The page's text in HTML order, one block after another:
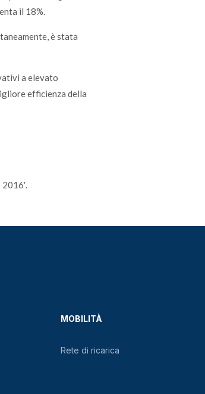
il 18%.
è stata
a elevato
efficienza della
MOBILITÀ
Rete di ricarica